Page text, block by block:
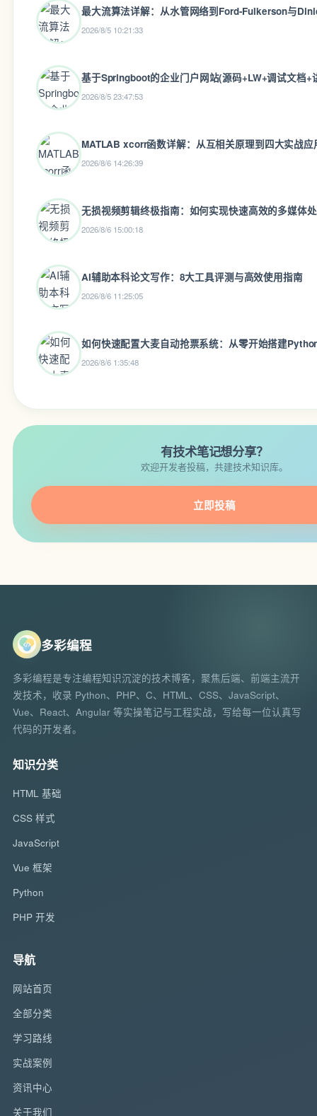
最大流算法详解：从水管网络到Ford-Fulkerson与
2026/8/5 10:21:33
基于Springboot的企业门户网站(源码+LW+调试文档+
2026/8/5 23:47:53
MATLAB xcorr函数详解：从互相关原理到四大实战应
2026/8/6 14:26:39
无损视频剪辑终极指南：如何实现快速高效的多媒体
2026/8/6 15:00:18
AI辅助本科论文写作：8大工具评测与高效使用指南
2026/8/6 11:25:05
如何快速配置大麦自动抢票系统：从零开始搭建
2026/8/6 1:35:48
有技术笔记想分享？
欢迎开发者投稿，共建技术知识库。
立即投稿
多彩编程
多彩编程是专注编程知识沉淀的技术博客，聚焦后端、前端主流开
发技术，收录 Python、PHP、C、HTML、CSS、JavaScript、
Vue、React、Angular 等实操笔记与工程实战，写给每一位认真写
代码的开发者。
知识分类
HTML 基础
CSS 样式
JavaScript
Vue 框架
Python
PHP 开发
导航
网站首页
全部分类
学习路线
实战案例
资讯中心
关于我们